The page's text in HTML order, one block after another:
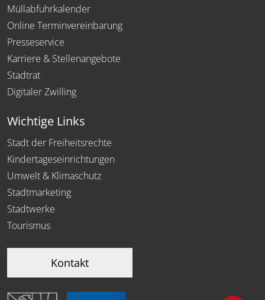
Müllabfuhrkalender
Online Terminvereinbarung
Presseservice
Karriere & Stellenangebote
Stadtrat
Digitaler Zwilling
Wichtige Links
Stadt der Freiheitsrechte
Kindertageseinrichtungen
Umwelt & Klimaschutz
Stadtmarketing
Stadtwerke
Tourismus
Kontakt